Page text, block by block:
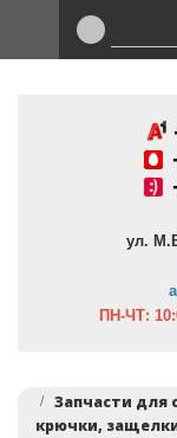
ул.
ПН-ЧТ:
Запчасти для
крючки,